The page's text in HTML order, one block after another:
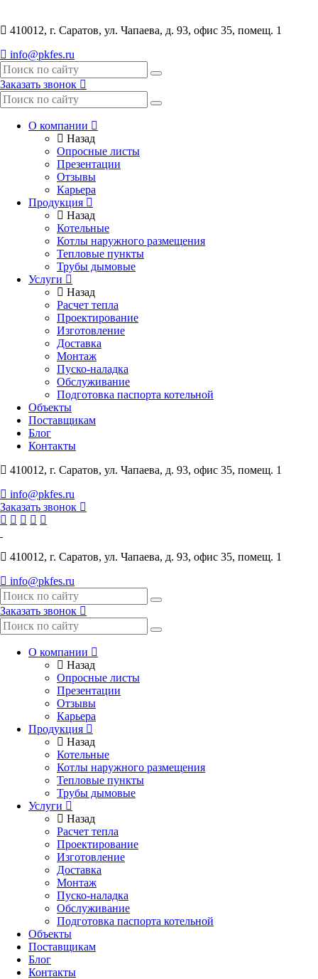
410012, г. Саратов, ул. Чапаева, д. 93, офис 35, помещ. 1
info@pkfes.ru
Заказать звонок
О компании
Назад
Опросные листы
Презентации
Отзывы
Карьера
Продукция
Назад
Котельные
Котлы наружного размещения
Тепловые пункты
Трубы дымовые
Услуги
Назад
Расчет тепла
Проектирование
Изготовление
Доставка
Монтаж
Пуско-наладка
Обслуживание
Подготовка паспорта котельной
Объекты
Поставщикам
Блог
Контакты
410012, г. Саратов, ул. Чапаева, д. 93, офис 35, помещ. 1
info@pkfes.ru
Заказать звонок
410012, г. Саратов, ул. Чапаева, д. 93, офис 35, помещ. 1
info@pkfes.ru
Заказать звонок
О компании
Назад
Опросные листы
Презентации
Отзывы
Карьера
Продукция
Назад
Котельные
Котлы наружного размещения
Тепловые пункты
Трубы дымовые
Услуги
Назад
Расчет тепла
Проектирование
Изготовление
Доставка
Монтаж
Пуско-наладка
Обслуживание
Подготовка паспорта котельной
Объекты
Поставщикам
Блог
Контакты